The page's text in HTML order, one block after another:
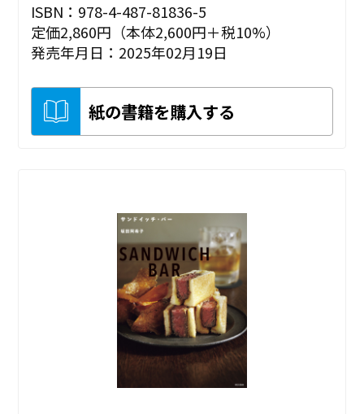
ISBN：978-4-487-81836-5
定価2,860円（本体2,600円＋税10%）
発売年月日：2025年02月19日
紙の書籍を購入する